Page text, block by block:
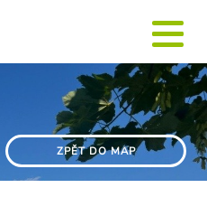
ZPĚT DO MAP